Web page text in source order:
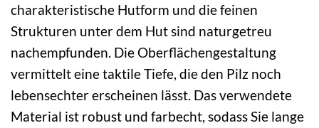
charakteristische Hutform und die feinen
Strukturen unter dem Hut sind naturgetreu
nachempfunden. Die Oberflächengestaltung
vermittelt eine taktile Tiefe, die den Pilz noch
lebensechter erscheinen lässt. Das verwendete
Material ist robust und farbecht, sodass Sie lange